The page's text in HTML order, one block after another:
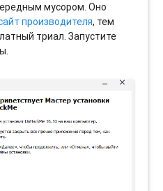
мусором. Оно
производителя, тем
триал. Запустите